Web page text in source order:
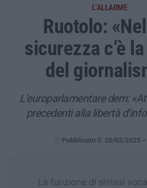
L’ALLARME
Ruotolo:
sicurezza c’è
del
L’europarlamentare dem:
precedenti alla libertà
Pubblicato il: 20/03/2025
La funzione di sintesi